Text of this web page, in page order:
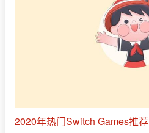
2020年热门Switch Games推荐